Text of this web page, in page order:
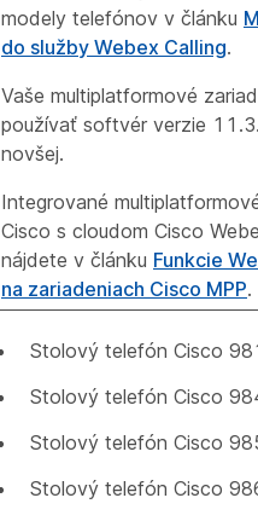
modely telefónov v článku
do služby Webex Calling.
Vaše multiplatformové
používať softvér verzie
novšej.
Integrované
Cisco s cloudom Cisco
nájdete v článku Funkcie
na zariadeniach Cisco MPP.
Stolový telefón Cisco
Stolový telefón Cisco
Stolový telefón Cisco
Stolový telefón Cisco